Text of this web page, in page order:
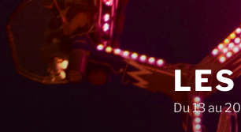
au
contenu
principal
Du 13 au